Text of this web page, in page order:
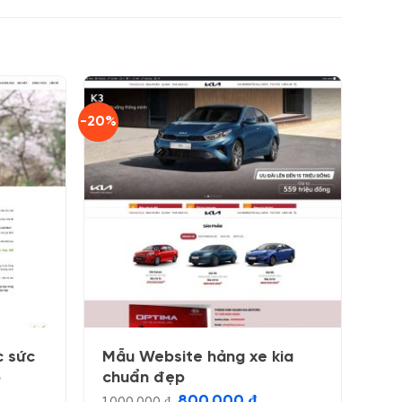
sức
-20%
Mẫu Website hảng xe kia
chuẩn đẹp
Giá
Giá